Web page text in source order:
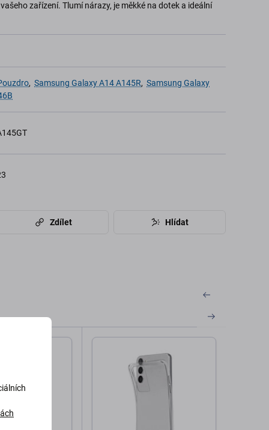
zařízení. Tlumí nárazy, je měkké na dotek a ideální
, Samsung Galaxy A14 A145R, Samsung Galaxy
Zdílet Hlídat